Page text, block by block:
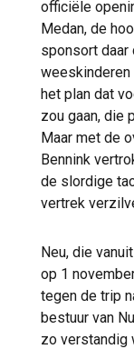
officiële
Medan, de
sponsort daar
weeskinderen
het plan dat
zou gaan, die
Maar met de
Bennink
de slordige
vertrek
Neu, die
op 1
tegen de trip
bestuur van
zo verstandig